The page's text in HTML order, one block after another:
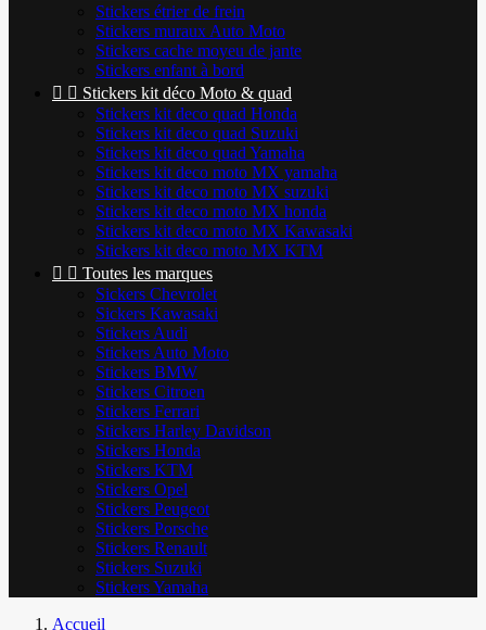
Stickers étrier de frein
Stickers muraux Auto Moto
Stickers cache moyeu de jante
Stickers enfant à bord
  Stickers kit déco Moto & quad
Stickers kit deco quad Honda
Stickers kit deco quad Suzuki
Stickers kit deco quad Yamaha
Stickers kit deco moto MX yamaha
Stickers kit deco moto MX suzuki
Stickers kit deco moto MX honda
Stickers kit deco moto MX Kawasaki
Stickers kit deco moto MX KTM
  Toutes les marques
Sickers Chevrolet
Sickers Kawasaki
Stickers Audi
Stickers Auto Moto
Stickers BMW
Stickers Citroen
Stickers Ferrari
Stickers Harley Davidson
Stickers Honda
Stickers KTM
Stickers Opel
Stickers Peugeot
Stickers Porsche
Stickers Renault
Stickers Suzuki
Stickers Yamaha
Accueil